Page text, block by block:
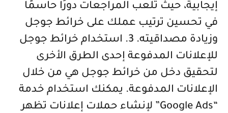
إيجابية، حيث تلعب المراجعات دورًا حاسمًا
في تحسين ترتيب عملك على خرائط جوجل
وزيادة مصداقيته. 3. استخدام خرائط جوجل
للإعلانات المدفوعة إحدى الطرق الأخرى
لتحقيق دخل من خرائط جوجل هي من خلال
الإعلانات المدفوعة. يمكنك استخدام خدمة
“Google Ads” لإنشاء حملات إعلانات تظهر